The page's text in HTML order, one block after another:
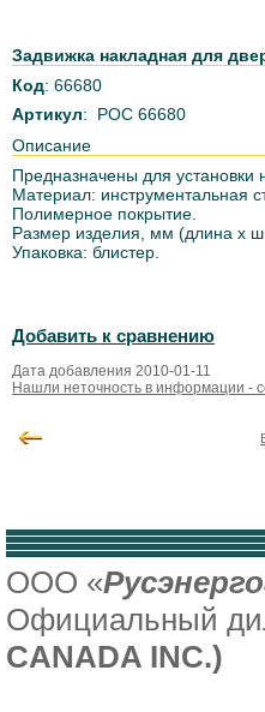
Задвижка накладная для
Код: 66680
Артикул: РОС 66680
Описание
Предназначены для
Материал: инструментальная
Полимерное покрытие.
Размер изделия, мм (длина х
Упаковка: блистер.
Добавить к сравнению
Дата добавления 2010-01-11
Нашли неточность в информации -
ООО «
Официальный
CANADA INC.)